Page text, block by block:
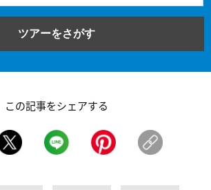
ツアーをさがす
この記事をシェアする